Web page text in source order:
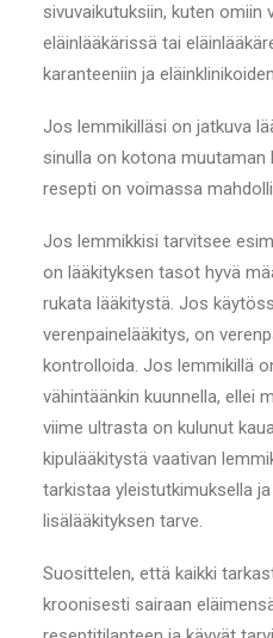
sivuvaikutuksiin, kuten omiin
eläinlääkärissä tai
karanteeniin ja
Jos lemmikilläsi on jatkuva
sinulla on kotona
resepti on voimassa
Jos lemmikkisi tarvitsee
on lääkityksen tasot hyvä
rukata lääkitystä. Jos
verenpainelääkitys, on
kontrolloida. Jos lemmikillä
vähintäänkin kuunnella, ellei
viime ultrasta on kulunut
kipulääkitystä vaativan
tarkistaa yleistutkimuksella
lisälääkityksen tarve.
Suosittelen, että kaikki
kroonisesti sairaan